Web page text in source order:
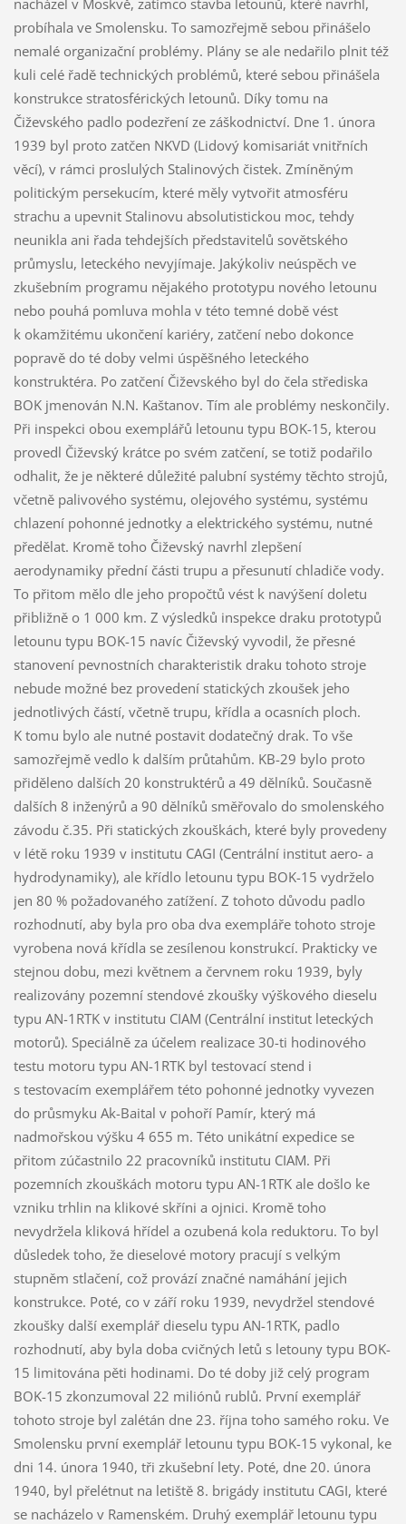
probíhala ve Smolensku. To samozřejmě sebou přinášelo
nemalé organizační problémy. Plány se ale nedařilo plnit též
kuli celé řadě technických problémů, které sebou přinášela
konstrukce stratosférických letounů. Díky tomu na
Čiževského padlo podezření ze záškodnictví. Dne 1. února
1939 byl proto zatčen NKVD (Lidový komisariát vnitřních
věcí), v rámci proslulých Stalinových čistek. Zmíněným
politickým persekucím, které měly vytvořit atmosféru
strachu a upevnit Stalinovu absolutistickou moc, tehdy
neunikla ani řada tehdejších představitelů sovětského
průmyslu, leteckého nevyjímaje. Jakýkoliv neúspěch ve
zkušebním programu nějakého prototypu nového letounu
nebo pouhá pomluva mohla v této temné době vést
k okamžitému ukončení kariéry, zatčení nebo dokonce
popravě do té doby velmi úspěšného leteckého
konstruktéra. Po zatčení Čiževského byl do čela střediska
BOK jmenován N.N. Kaštanov. Tím ale problémy neskončily.
Při inspekci obou exemplářů letounu typu BOK-15, kterou
provedl Čiževský krátce po svém zatčení, se totiž podařilo
odhalit, že je některé důležité palubní systémy těchto strojů,
včetně palivového systému, olejového systému, systému
chlazení pohonné jednotky a elektrického systému, nutné
předělat. Kromě toho Čiževský navrhl zlepšení
aerodynamiky přední části trupu a přesunutí chladiče vody.
To přitom mělo dle jeho propočtů vést k navýšení doletu
přibližně o 1 000 km. Z výsledků inspekce draku prototypů
letounu typu BOK-15 navíc Čiževský vyvodil, že přesné
stanovení pevnostních charakteristik draku tohoto stroje
nebude možné bez provedení statických zkoušek jeho
jednotlivých částí, včetně trupu, křídla a ocasních ploch.
K tomu bylo ale nutné postavit dodatečný drak. To vše
samozřejmě vedlo k dalším průtahům. KB-29 bylo proto
přiděleno dalších 20 konstruktérů a 49 dělníků. Současně
dalších 8 inženýrů a 90 dělníků směřovalo do smolenského
závodu č.35. Při statických zkouškách, které byly provedeny
v létě roku 1939 v institutu CAGI (Centrální institut aero- a
hydrodynamiky), ale křídlo letounu typu BOK-15 vydrželo
jen 80 % požadovaného zatížení. Z tohoto důvodu padlo
rozhodnutí, aby byla pro oba dva exempláře tohoto stroje
vyrobena nová křídla se zesílenou konstrukcí. Prakticky ve
stejnou dobu, mezi květnem a červnem roku 1939, byly
realizovány pozemní stendové zkoušky výškového dieselu
typu AN-1RTK v institutu CIAM (Centrální institut leteckých
motorů). Speciálně za účelem realizace 30-ti hodinového
testu motoru typu AN-1RTK byl testovací stend i
s testovacím exemplářem této pohonné jednotky vyvezen
do průsmyku Ak-Baital v pohoří Pamír, který má
nadmořskou výšku 4 655 m. Této unikátní expedice se
přitom zúčastnilo 22 pracovníků institutu CIAM. Při
pozemních zkouškách motoru typu AN-1RTK ale došlo ke
vzniku trhlin na klikové skříni a ojnici. Kromě toho
nevydržela kliková hřídel a ozubená kola reduktoru. To byl
důsledek toho, že dieselové motory pracují s velkým
stupněm stlačení, což provází značné namáhání jejich
konstrukce. Poté, co v září roku 1939, nevydržel stendové
zkoušky další exemplář dieselu typu AN-1RTK, padlo
rozhodnutí, aby byla doba cvičných letů s letouny typu BOK-
15 limitována pěti hodinami. Do té doby již celý program
BOK-15 zkonzumoval 22 miliónů rublů. První exemplář
tohoto stroje byl zalétán dne 23. října toho samého roku. Ve
Smolensku první exemplář letounu typu BOK-15 vykonal, ke
dni 14. února 1940, tři zkušební lety. Poté, dne 20. února
1940, byl přelétnut na letiště 8. brigády institutu CAGI, které
se nacházelo v Ramenském. Druhý exemplář letounu typu